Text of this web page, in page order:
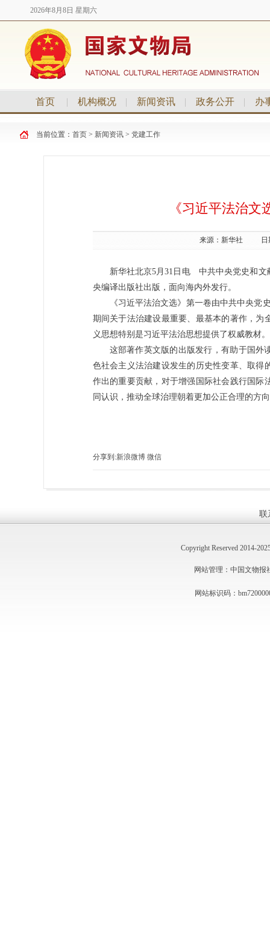
2026年8月8日 星期六
首页 | 机构概况 | 新闻资讯 | 政务公开 | 办
当前位置： 首页 > 新闻资讯 > 党建工作
《习近平法治
来源： 新华社
新华社北京5月31日电 中共中央党史和文
央编译出版社出版，面向海内外发行。
《习近平法治文选》第一卷由中共中央党
期间关于法治建设最重要、最基本的著作，
义思想特别是习近平法治思想提供了权威教材。
这部著作英文版的出版发行，有助于国外
色社会主义法治建设发生的历史性变革、取
作出的重要贡献，对于增强国际社会践行国
同认识，推动全球治理朝着更加公正合理的方
分享到:新浪微博 微信
联
Copyright Reserved 2014-
网站管理：中国文物报
网站标识码：